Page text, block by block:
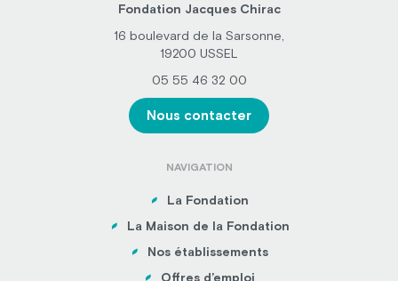
Fondation Jacques Chirac
16 boulevard de la Sarsonne,
19200 USSEL
05 55 46 32 00
Nous contacter
NAVIGATION
La Fondation
La Maison de la Fondation
Nos établissements
Offres d’emploi